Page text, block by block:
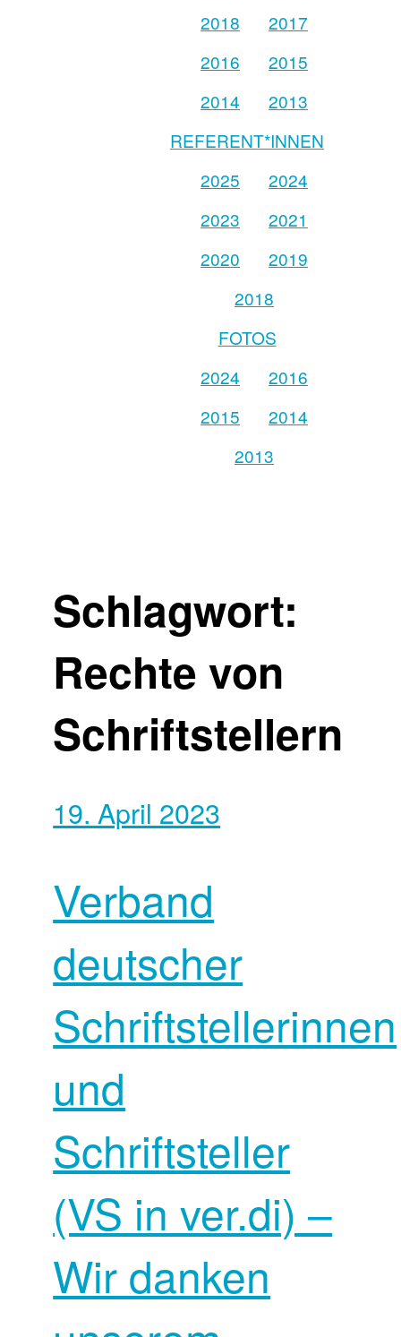
2018
2017
2016
2015
2014
2013
REFERENT*INNEN
2025
2024
2023
2021
2020
2019
2018
FOTOS
2024
2016
2015
2014
2013
Schlagwort:
Rechte von
Schriftstellern
19. April 2023
Verband
deutscher
Schriftstellerinnen
und
Schriftsteller
(VS in ver.di) –
Wir danken